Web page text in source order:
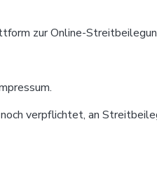
zur Online-
verpflichtet, an